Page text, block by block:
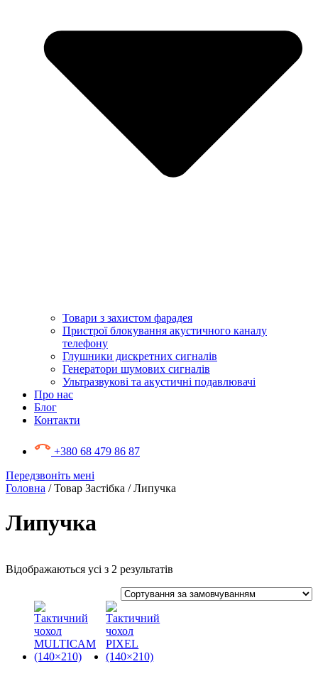
Товари з захистом фарадея
Пристрої блокування акустичного каналу
телефону
Глушники дискретних сигналів
Генератори шумових сигналів
Ультразвукові та акустичні подавлювачі
Про нас
Блог
Контакти
+380 68 479 86 87
Передзвоніть мені
Головна / Товар Застібка / Липучка
Липучка
Відображаються усі з 2 результатів